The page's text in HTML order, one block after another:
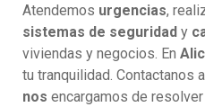
Atendemos urgencias,
sistemas de seguridad y
viviendas y negocios. En
tu tranquilidad. Contactanos a
nos encargamos de